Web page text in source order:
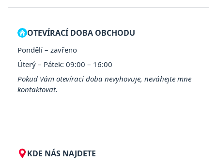
OTEVÍRACÍ DOBA OBCHODU
Pondělí – zavřeno
Úterý – Pátek: 09:00 – 16:00
Pokud Vám otevírací doba nevyhovuje, neváhejte mne
kontaktovat.
KDE NÁS NAJDETE